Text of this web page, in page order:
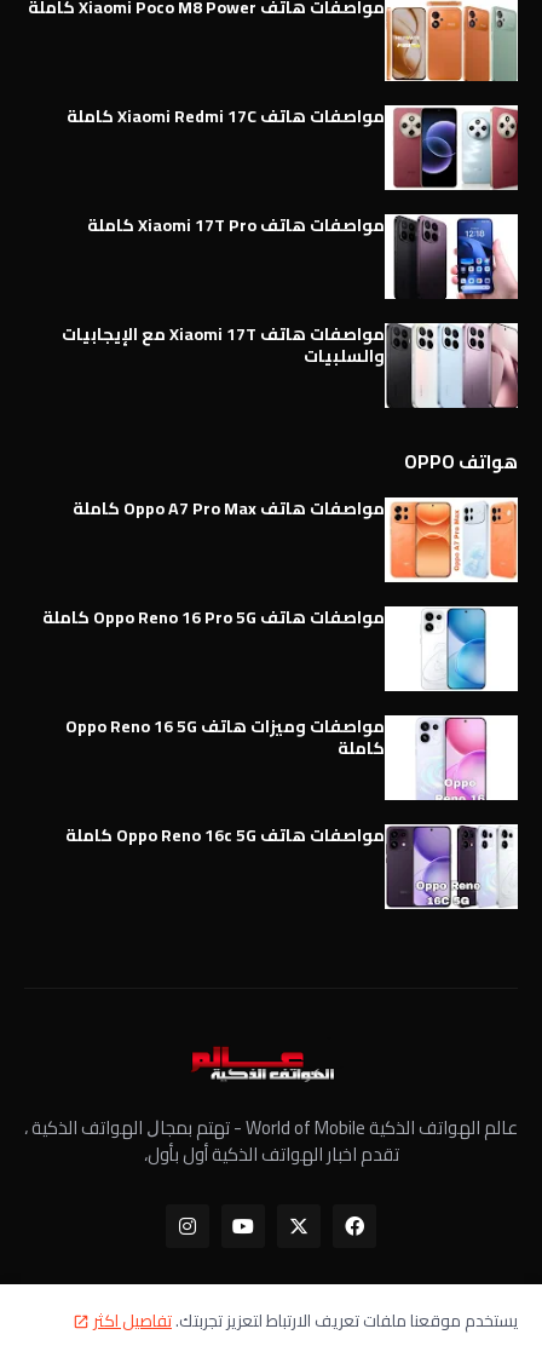
مواصفات هاتف Xiaomi Poco M8 Power كاملة
مواصفات هاتف Xiaomi Redmi 17C كاملة
مواصفات هاتف Xiaomi 17T Pro كاملة
مواصفات هاتف Xiaomi 17T مع الإيجابيات
والسلبيات
هواتف OPPO
مواصفات هاتف Oppo A7 Pro Max كاملة
مواصفات هاتف Oppo Reno 16 Pro 5G كاملة
مواصفات وميزات هاتف Oppo Reno 16 5G
كاملة
مواصفات هاتف Oppo Reno 16c 5G كاملة
عالم الهواتف الذكية World of Mobile - ﺗﻬﺘﻢ ﺑﻤﺠﺎﻝ الهواتف الذكية ،
تقدم اخبار الهواتف الذكية أول بأول،
الرئيسية معلومات عنا سياسة الخصوصية اتصل بنا
يستخدم موقعنا ملفات تعريف الارتباط لتعزيز تجربتك.تفاصيل اكثر